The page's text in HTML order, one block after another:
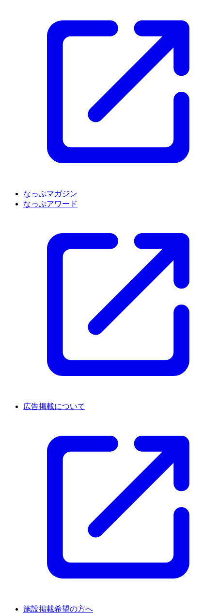
なっぷマガジン
なっぷアワード
広告掲載について
施設掲載希望の方へ